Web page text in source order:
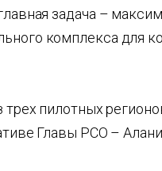
задача –
комплекса для
пилотных
Главы РСО –